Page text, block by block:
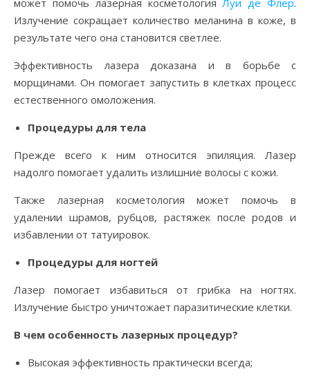
Излучение сокращает количество меланина в коже, в
результате чего она становится светлее.
Эффективность лазера доказана и в борьбе с
морщинами. Он помогает запустить в клетках процесс
естественного омоложения.
Процедуры для тела
Прежде всего к ним относится эпиляция. Лазер
надолго помогает удалить излишние волосы с кожи.
Также лазерная косметология может помочь в
удалении шрамов, рубцов, растяжек после родов и
избавлении от татуировок.
Процедуры для ногтей
Лазер помогает избавиться от грибка на ногтях.
Излучение быстро уничтожает паразитические клетки.
В чем особенность лазерных процедур?
Высокая эффективность практически всегда;